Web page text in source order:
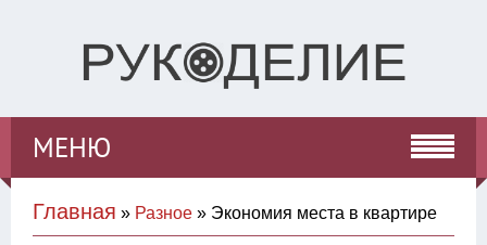
МЕНЮ
Главная » Разное » Экономия места в квартире